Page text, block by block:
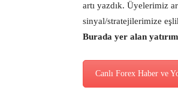
artı yazdık. Üyelerimiz
sinyal/stratejilerimize
Burada yer alan
Canlı Forex Haber ve